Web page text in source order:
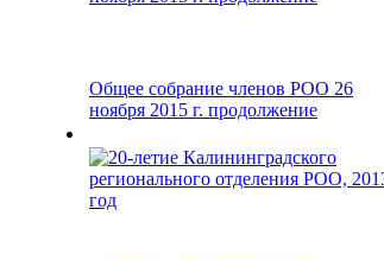
Общее собрание членов РОО 26
ноября 2015 г. продолжение